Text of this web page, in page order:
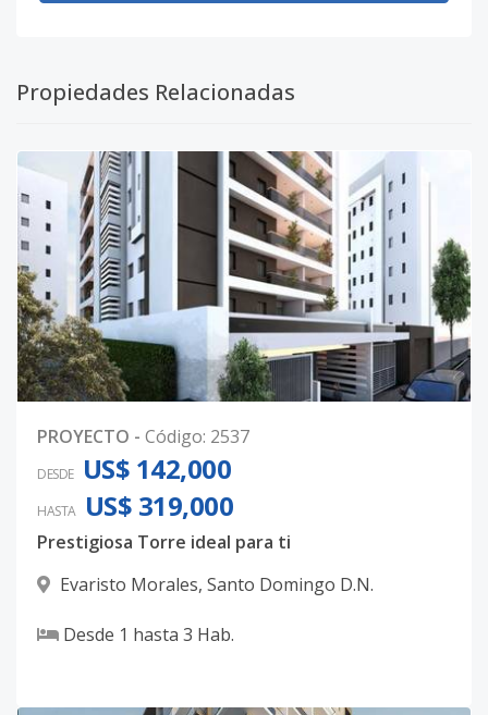
Propiedades Relacionadas
PROYECTO - Código: 2537
DESDE US$ 142,000
HASTA US$ 319,000
Prestigiosa Torre ideal para ti
Evaristo Morales, Santo Domingo D.N.
Desde 1 hasta 3 Hab.